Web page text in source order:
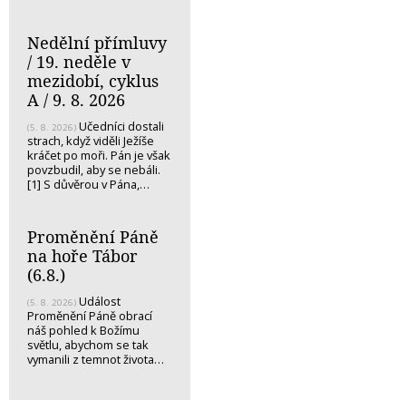
Nedělní přímluvy
/ 19. neděle v
mezidobí, cyklus
A / 9. 8. 2026
(5. 8. 2026) Učedníci dostali
strach, když viděli Ježíše
kráčet po moři. Pán je však
povzbudil, aby se nebáli.
[1] S důvěrou v Pána,…
Proměnění Páně
na hoře Tábor
(6.8.)
(5. 8. 2026) Událost
Proměnění Páně obrací
náš pohled k Božímu
světlu, abychom se tak
vymanili z temnot života…